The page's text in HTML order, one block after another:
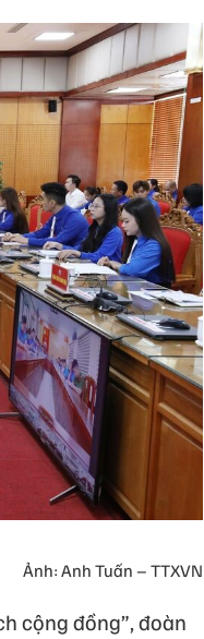
Ảnh: Anh Tuấn – TTXVN
cộng đồng”, đoàn